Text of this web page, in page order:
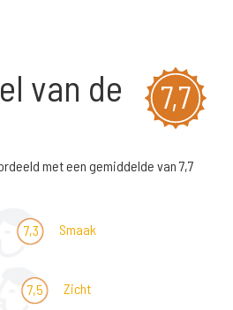
7,7
van de
met een gemiddelde van 7,7
7,3 Smaak
7,5 Zicht